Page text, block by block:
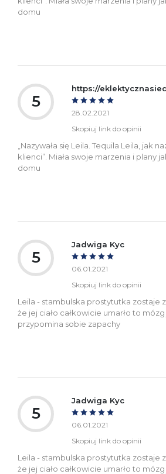
domu
5
https://
28.02.2021
Skopiuj link do opinii
„Nazywała się Leila. Tequila Leila, jak
klienci”. Miała swoje marzenia i plany
domu
5
Jadwiga Kyc
06.01.2021
Skopiuj link do opinii
Leila - stambulska prostytutka zostaje
że jej ciało całkowicie umarło to
przypomina sobie zapachy
5
Jadwiga Kyc
06.01.2021
Skopiuj link do opinii
Leila - stambulska prostytutka zostaje
że jej ciało całkowicie umarło to